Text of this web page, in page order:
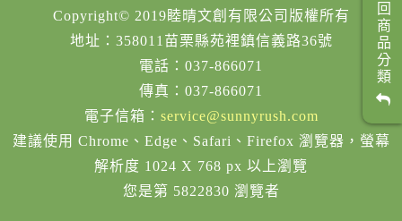
Copyright© 2019睦晴文創有限公司版權所有
地址：358011苗栗縣苑裡鎮信義路36號
電話：037-866071
傳真：037-866071
電子信箱： service@sunnyrush.com
建議使用 Chrome、Edge、Safari、Firefox 瀏覽器，螢幕
解析度 1024 X 768 px 以上瀏覽
您是第 5822830 瀏覽者
回商品分類